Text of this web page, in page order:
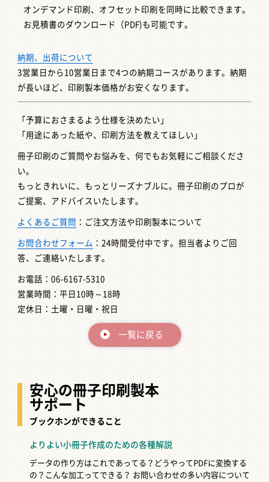
オンデマンド印刷、オフセット印刷を同時に比較できます。
お見積書のダウンロード（PDF)も可能です。
納期、出荷について
3営業日から10営業日まで4つの納期コースがあります。納期
が長いほど、印刷製本価格がお安くなります。
「予算におさまるよう仕様を決めたい」
「用途にあった紙や、印刷方法を教えてほしい」
冊子印刷のご質問やお悩みを、何でもお気軽にご相談くださ
い。
もっときれいに、もっとリーズナブルに。冊子印刷のプロが
ご提案、アドバイスいたします。
よくあるご質問 ：ご注文方法や印刷製本について
お問合わせフォーム ：24時間受付中です。担当者よりご回
答、ご連絡いたします。
お電話：06-6167-5310
営業時間：平日10時～18時
定休日：土曜・日曜・祝日
一覧に戻る
安心の冊子印刷製本
サポート
ブックホンができること
よりよい小冊子作成のための各種解説
データの作り方はこれであってる？どうやってPDFに変換する
の？こんな加工ってできる？ お問い合わせの多い内容について